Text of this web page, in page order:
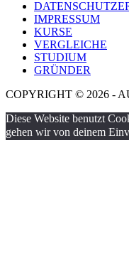
IMPRESSUM
KURSE
VERGLEICHE
STUDIUM
GRÜNDER
COPYRIGHT © 2026 -
Diese Website benutzt
gehen wir von deinem